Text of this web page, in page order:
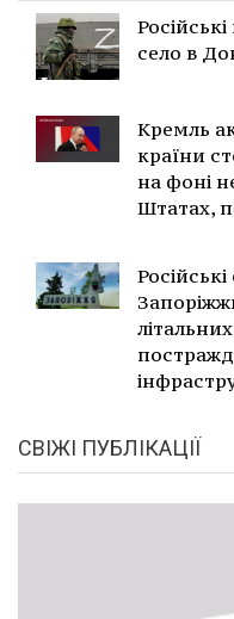
село в
Кремль
країни
на фоні
Штатах,
СВІЖІ ПУБЛІКАЦІЇ